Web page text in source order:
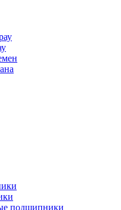
подшипники